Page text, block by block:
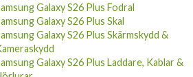
Galaxy S26 Plus Fodral
Galaxy S26 Plus Skal
Galaxy S26 Plus Skärmskydd &
Galaxy S26 Plus Laddare, Kablar &